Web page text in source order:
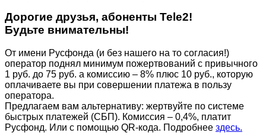
Дорогие друзья, абоненты Tele2!
Будьте внимательны!
От имени Русфонда (и без нашего на то согласия!)
оператор поднял минимум пожертвований с привычного
1 руб. до 75 руб. а комиссию – 8% плюс 10 руб., которую
оплачиваете вы при совершении платежа в пользу
оператора.
Предлагаем вам альтернативу: жертвуйте по cистеме
быстрых платежей (СБП). Комиссия – 0,4%, платит
Русфонд. Или с помощью QR-кода. Подробнее здесь.